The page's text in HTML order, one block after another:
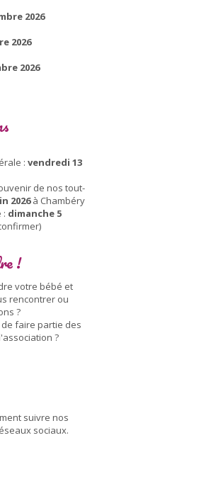
2026
2026
2026
: vendredi 13
de nos tout-
2026à Chambéry
: dimanche 5
!
votre bébé et
rencontrer ou
?
faire partie des
?
suivre nos
sociaux.